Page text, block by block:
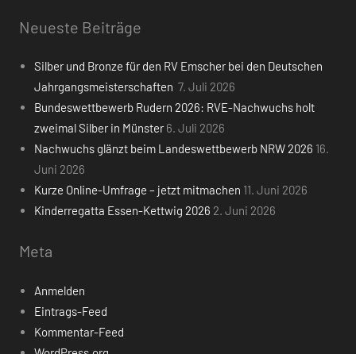
Neueste Beiträge
Silber und Bronze für den RV Emscher bei den Deutschen
Jahrgangsmeisterschaften 7. Juli 2026
Bundeswettbewerb Rudern 2026: RVE-Nachwuchs holt
zweimal Silber in Münster 6. Juli 2026
Nachwuchs glänzt beim Landeswettbewerb NRW 2026 16.
Juni 2026
Kurze Online-Umfrage – jetzt mitmachen 11. Juni 2026
Kinderregatta Essen-Kettwig 2026 2. Juni 2026
Meta
Anmelden
Eintrags-Feed
Kommentar-Feed